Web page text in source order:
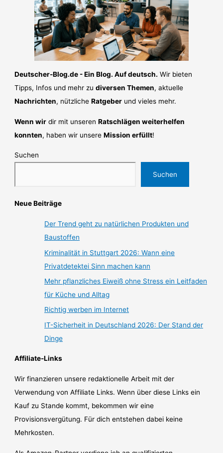
Deutscher-Blog.de - Ein Blog. Auf deutsch. Wir bieten
Tipps, Infos und mehr zudiversen Themen, aktuelle
Nachrichten, nützlicheRatgeber und vieles mehr.
Wenn wir dir mit unserenRatschlägen weiterhelfen
konnten, haben wir unsereMission erfüllt!
Suchen
Suchen
Neue Beiträge
Der Trend geht zu natürlichen Produkten und
Baustoffen
Kriminalität in Stuttgart 2026: Wann eine
Privatdetektei Sinn machen kann
Mehr pflanzliches Eiweiß ohne Stress ein Leitfaden
für Küche und Alltag
Richtig werben im Internet
IT-Sicherheit in Deutschland 2026: Der Stand der
Dinge
Affiliate-Links
Wir finanzieren unsere redaktionelle Arbeit mit der
Verwendung von Affiliate Links. Wenn über diese Links ein
Kauf zu Stande kommt, bekommen wir eine
Provisionsvergütung. Für dich entstehen dabei keine
Mehrkosten.